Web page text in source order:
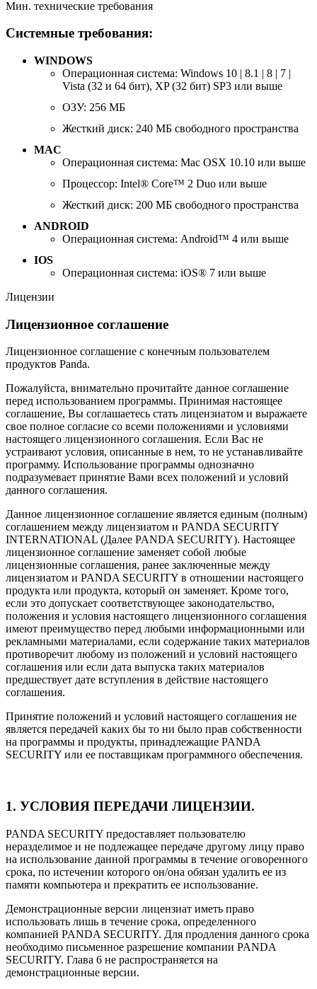
Мин. технические требования
Системные требования:
WINDOWS
Операционная система: Windows 10 | 8.1 | 8 | 7 |
Vista (32 и 64 бит), XP (32 бит) SP3 или выше
ОЗУ: 256 МБ
Жесткий диск: 240 МБ свободного пространства
MAC
Операционная система: Mac OSX 10.10 или выше
Процессор: Intel® Core™ 2 Duo или выше
Жесткий диск: 200 МБ свободного пространства
ANDROID
Операционная система: Android™ 4 или выше
IOS
Операционная система: iOS® 7 или выше
Лицензии
Лицензионное соглашение
Лицензионное соглашение с конечным пользователем
продуктов Panda.
Пожалуйста, внимательно прочитайте данное соглашение
перед использованием программы. Принимая настоящее
соглашение, Вы соглашаетесь стать лицензиатом и выражаете
свое полное согласие со всеми положениями и условиями
настоящего лицензионного соглашения. Если Вас не
устраивают условия, описанные в нем, то не устанавливайте
программу. Использование программы однозначно
подразумевает принятие Вами всех положений и условий
данного соглашения.
Данное лицензионное соглашение является единым (полным)
соглашением между лицензиатом и PANDA SECURITY
INTERNATIONAL (Далее PANDA SECURITY). Настоящее
лицензионное соглашение заменяет собой любые
лицензионные соглашения, ранее заключенные между
лицензиатом и PANDA SECURITY в отношении настоящего
продукта или продукта, который он заменяет. Кроме того,
если это допускает соответствующее законодательство,
положения и условия настоящего лицензионного соглашения
имеют преимущество перед любыми информационными или
рекламными материалами, если содержание таких материалов
противоречит любому из положений и условий настоящего
соглашения или если дата выпуска таких материалов
предшествует дате вступления в действие настоящего
соглашения.
Принятие положений и условий настоящего соглашения не
является передачей каких бы то ни было прав собственности
на программы и продукты, принадлежащие PANDA
SECURITY или ее поставщикам программного обеспечения.
1. УСЛОВИЯ ПЕРЕДАЧИ ЛИЦЕНЗИИ.
PANDA SECURITY предоставляет пользователю
неразделимое и не подлежащее передаче другому лицу право
на использование данной программы в течение оговоренного
срока, по истечении которого он/она обязан удалить ее из
памяти компьютера и прекратить ее использование.
Демонстрационные версии лицензиат иметь право
использовать лишь в течение срока, определенного
компанией PANDA SECURITY. Для продления данного срока
необходимо письменное разрешение компании PANDA
SECURITY. Глава 6 не распространяется на
демонстрационные версии.